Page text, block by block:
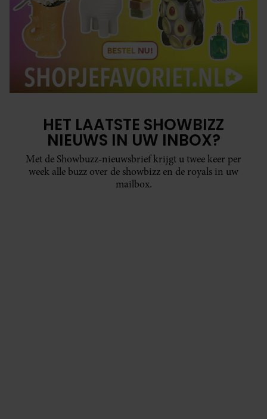
HET LAATSTE SHOWBIZZ
NIEUWS IN UW INBOX?
Met de Showbuzz-nieuwsbrief krijgt u twee keer per
week alle buzz over de showbizz en de royals in uw
mailbox.